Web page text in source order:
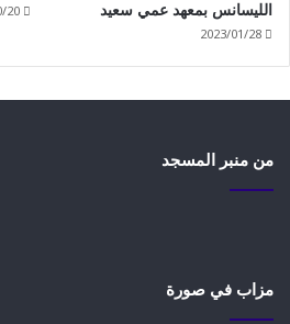
الليسانس بمعهد عمي سعيد
2023/01/28
20
من منبر المسجد
مزاب في صورة